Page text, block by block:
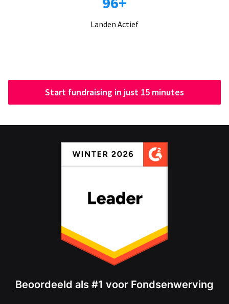
Landen Actief
Start fundraising in just 15 minutes
Beoordeeld als #1 voor Fondsenwerving